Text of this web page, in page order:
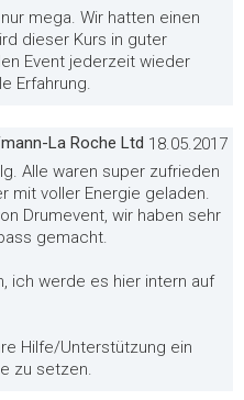
mega. Wir hatten einen
dieser Kurs in guter
Event jederzeit wieder
Erfahrung.
La Roche Ltd 18.05.2017
Alle waren super zufrieden
mit voller Energie geladen.
Drumevent, wir haben sehr
gemacht.
ich werde es hier intern auf
Hilfe/Unterstützung ein
zu setzen.